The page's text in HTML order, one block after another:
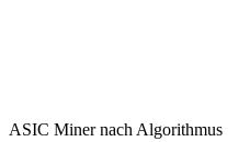
ASIC Miner nach Algorithmus